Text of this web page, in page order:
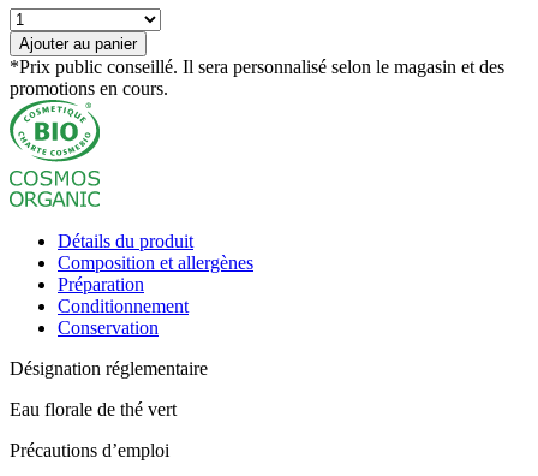
quantité
de
Eau
florale
de
thé
vert
Ajouter au panier
*Prix public conseillé. Il sera personnalisé selon le magasin et des
promotions en cours.
Détails du produit
Composition et allergènes
Préparation
Conditionnement
Conservation
Désignation réglementaire
Eau florale de thé vert
Précautions d’emploi